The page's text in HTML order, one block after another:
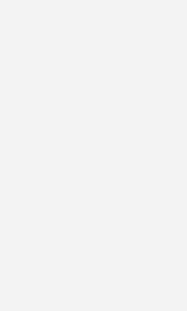
ist der erste
in
zweite Schritt
Jahr 2026 in die
der Verbände.
gegründet
Offshore-Elektrolyse